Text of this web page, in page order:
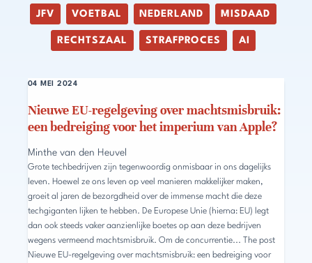
JFV VOETBAL NEDERLAND MISDAAD
RECHTSZAAL STRAFPROCES AI
Nieuwe EU-regelgeving over machtsmisbruik:
een bedreiging voor het imperium van Apple?
04 MEI 2024
Minthe van den Heuvel
Grote techbedrijven zijn tegenwoordig onmisbaar in ons dagelijks
leven. Hoewel ze ons leven op veel manieren makkelijker maken,
groeit al jaren de bezorgdheid over de immense macht die deze
techgiganten lijken te hebben. De Europese Unie (hierna: EU) legt
dan ook steeds vaker aanzienlijke boetes op aan deze bedrijven
wegens vermeend machtsmisbruik. Om de concurrentie... The post
Nieuwe EU-regelgeving over machtsmisbruik: een bedreiging voor